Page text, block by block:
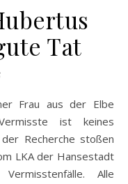
Tat
ist keines
Recherche stoßen
LKA der Hansestadt
Alle